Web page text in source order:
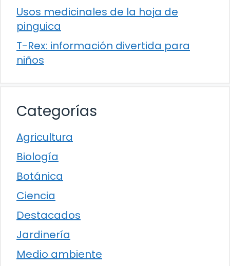
Usos medicinales de la hoja de
pinguica
T-Rex: información divertida para
niños
Categorías
Agricultura
Biología
Botánica
Ciencia
Destacados
Jardinería
Medio ambiente